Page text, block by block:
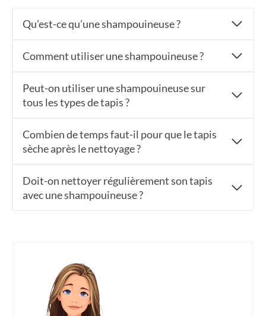
Qu’est-ce qu’une shampouineuse ?
Comment utiliser une shampouineuse ?
Peut-on utiliser une shampouineuse sur
tous les types de tapis ?
Combien de temps faut-il pour que le tapis
sèche après le nettoyage ?
Doit-on nettoyer régulièrement son tapis
avec une shampouineuse ?